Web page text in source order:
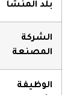
بلد المنشأ
الشركة
المصنعة
الوظيفة